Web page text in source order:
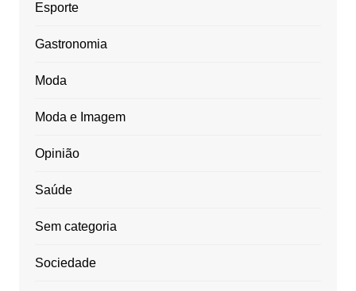
Esporte
Gastronomia
Moda
Moda e Imagem
Opinião
Saúde
Sem categoria
Sociedade